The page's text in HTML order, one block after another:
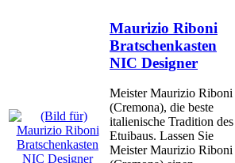
Maurizio Riboni
Bratschenkasten
NIC Designer
Meister Maurizio Riboni
(Cremona), die beste
italienische Tradition des
Etuibaus. Lassen Sie
Meister Maurizio Riboni